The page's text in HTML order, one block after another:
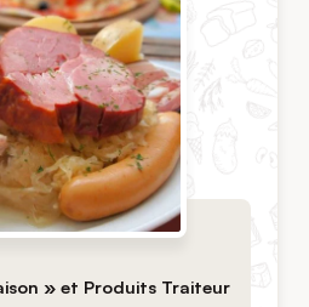
» et Produits Traiteur